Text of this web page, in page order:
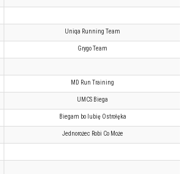
Uniqa Running Team
Grygo Team
MD Run Training
UMCS Biega
Biegam bo lubię Ostrołęka
Jednorożec Robi Co Może